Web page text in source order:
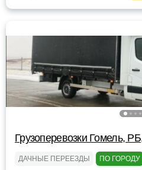
Грузоперевозки Гомель,
ДАЧНЫЕ ПЕРЕЕЗДЫ ПО ГОРОДУ